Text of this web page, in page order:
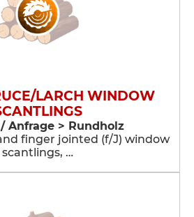
LARCH WINDOW
Anfrage > Rundholz
finger jointed (f/J) window
scantlings, …